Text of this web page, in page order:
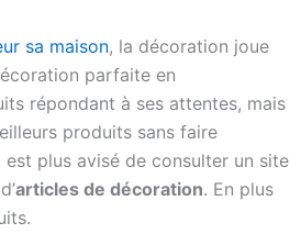
sa maison, la décoration joue
parfaite en
répondant à ses attentes, mais
produits sans faire
est plus avisé de consulter un site
articles de décoration. En plus